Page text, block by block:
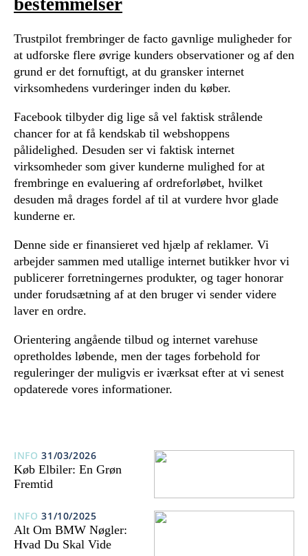
Trustpilot frembringer de facto gavnlige muligheder for
at udforske flere øvrige kunders observationer og af den
grund er det fornuftigt, at du gransker internet
virksomhedens vurderinger inden du køber.
Facebook tilbyder dig lige så vel faktisk strålende
chancer for at få kendskab til webshoppens
pålidelighed. Desuden ser vi faktisk internet
virksomheder som giver kunderne mulighed for at
frembringe en evaluering af ordreforløbet, hvilket
desuden må drages fordel af til at vurdere hvor glade
kunderne er.
Denne side er finansieret ved hjælp af reklamer. Vi
arbejder sammen med utallige internet butikker hvor vi
publicerer forretningernes produkter, og tager honorar
under forudsætning af at den bruger vi sender videre
laver en ordre.
Orientering angående tilbud og internet varehuse
opretholdes løbende, men der tages forbehold for
reguleringer der muligvis er iværksat efter at vi senest
opdaterede vores informationer.
INFO 31/03/2026
Køb Elbiler: En Grøn
Fremtid
INFO 31/10/2025
Alt Om BMW Nøgler:
Hvad Du Skal Vide